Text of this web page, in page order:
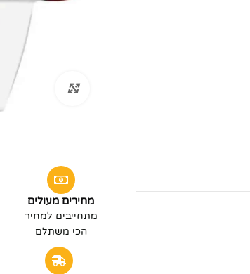
לחץ להגדלה
מחירים מעולים
מתחייבים למחיר
הכי משתלם